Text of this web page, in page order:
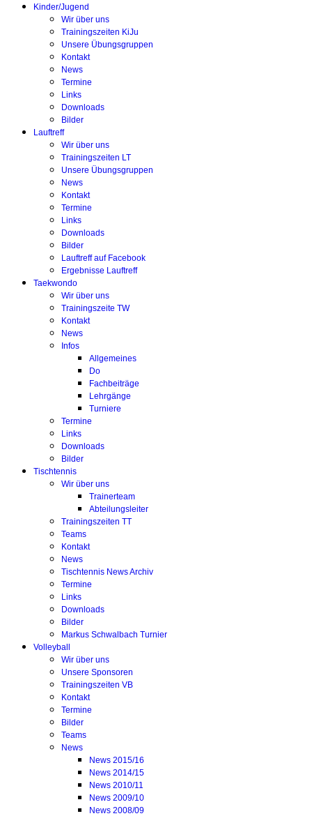
Kinder/Jugend
Wir über uns
Trainingszeiten KiJu
Unsere Übungsgruppen
Kontakt
News
Termine
Links
Downloads
Bilder
Lauftreff
Wir über uns
Trainingszeiten LT
Unsere Übungsgruppen
News
Kontakt
Termine
Links
Downloads
Bilder
Lauftreff auf Facebook
Ergebnisse Lauftreff
Taekwondo
Wir über uns
Trainingszeite TW
Kontakt
News
Infos
Allgemeines
Do
Fachbeiträge
Lehrgänge
Turniere
Termine
Links
Downloads
Bilder
Tischtennis
Wir über uns
Trainerteam
Abteilungsleiter
Trainingszeiten TT
Teams
Kontakt
News
Tischtennis News Archiv
Termine
Links
Downloads
Bilder
Markus Schwalbach Turnier
Volleyball
Wir über uns
Unsere Sponsoren
Trainingszeiten VB
Kontakt
Termine
Bilder
Teams
News
News 2015/16
News 2014/15
News 2010/11
News 2009/10
News 2008/09